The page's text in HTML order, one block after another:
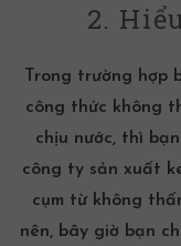
2.
Trong trường hợp
công thức không
chịu nước, thì
công ty sản xuất
cụm từ không
nên, bây giờ bạn